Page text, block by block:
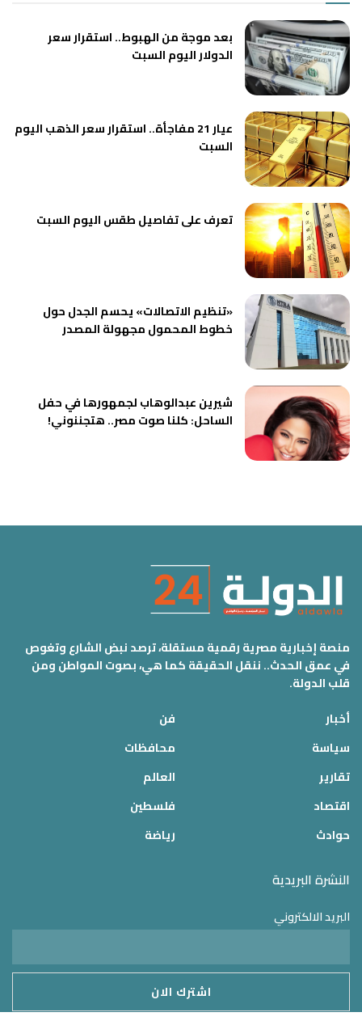
بعد موجة من الهبوط.. استقرار سعر
الدولار اليوم السبت
عيار 21 مفاجأة.. استقرار سعر الذهب اليوم
السبت
تعرف على تفاصيل طقس اليوم السبت
«تنظيم الاتصالات» يحسم الجدل حول
خطوط المحمول مجهولة المصدر
شيرين عبدالوهاب لجمهورها في حفل
الساحل: كلنا صوت مصر.. هتجننوني!
منصة إخبارية مصرية رقمية مستقلة، ترصد نبض الشارع وتغوص
في عمق الحدث.. ننقل الحقيقة كما هي، بصوت المواطن ومن
قلب الدولة.
أخبار
سياسة
تقارير
اقتصاد
حوادث
فن
محافظات
العالم
فلسطين
رياضة
النشرة البريدية
البريد الالكتروني